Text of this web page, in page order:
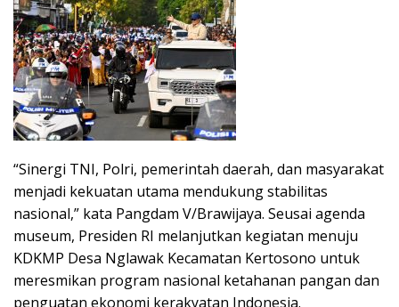
“Sinergi TNI, Polri, pemerintah daerah, dan masyarakat
menjadi kekuatan utama mendukung stabilitas
nasional,” kata Pangdam V/Brawijaya. Seusai agenda
museum, Presiden RI melanjutkan kegiatan menuju
KDKMP Desa Nglawak Kecamatan Kertosono untuk
meresmikan program nasional ketahanan pangan dan
penguatan ekonomi kerakyatan Indonesia.